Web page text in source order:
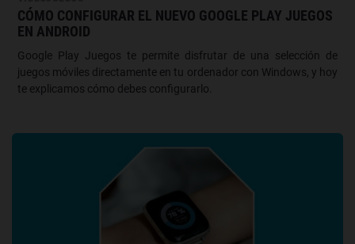
CÓMO CONFIGURAR EL NUEVO GOOGLE PLAY JUEGOS
EN ANDROID
Google Play Juegos te permite disfrutar de una selección de
juegos móviles directamente en tu ordenador con Windows, y hoy
te explicamos cómo debes configurarlo.